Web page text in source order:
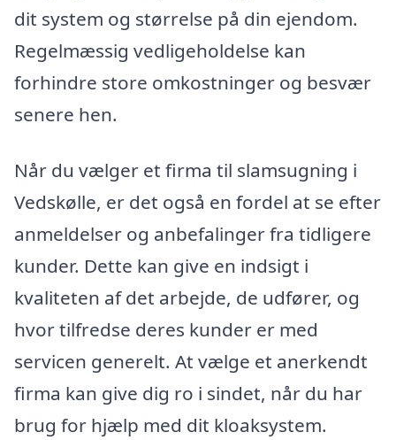
dit system og størrelse på din ejendom.
Regelmæssig vedligeholdelse kan
forhindre store omkostninger og besvær
senere hen.
Når du vælger et firma til slamsugning i
Vedskølle, er det også en fordel at se efter
anmeldelser og anbefalinger fra tidligere
kunder. Dette kan give en indsigt i
kvaliteten af det arbejde, de udfører, og
hvor tilfredse deres kunder er med
servicen generelt. At vælge et anerkendt
firma kan give dig ro i sindet, når du har
brug for hjælp med dit kloaksystem.